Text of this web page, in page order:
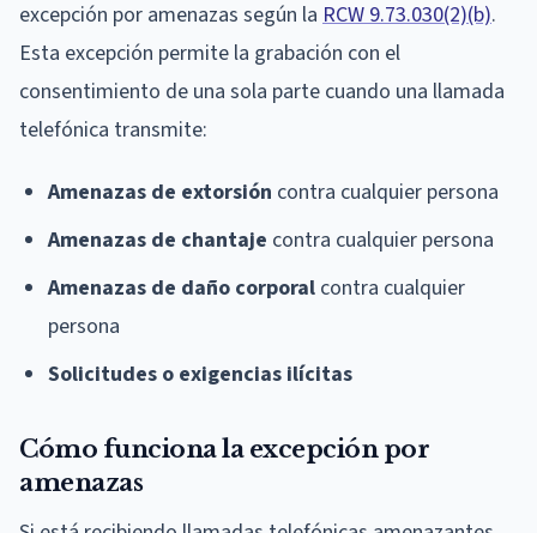
excepción por amenazas según la RCW 9.73.030(2)(b).
Esta excepción permite la grabación con el
consentimiento de una sola parte cuando una llamada
telefónica transmite:
Amenazas de extorsión contra cualquier persona
Amenazas de chantaje contra cualquier persona
Amenazas de daño corporal contra cualquier
persona
Solicitudes o exigencias ilícitas
Cómo funciona la excepción por
amenazas